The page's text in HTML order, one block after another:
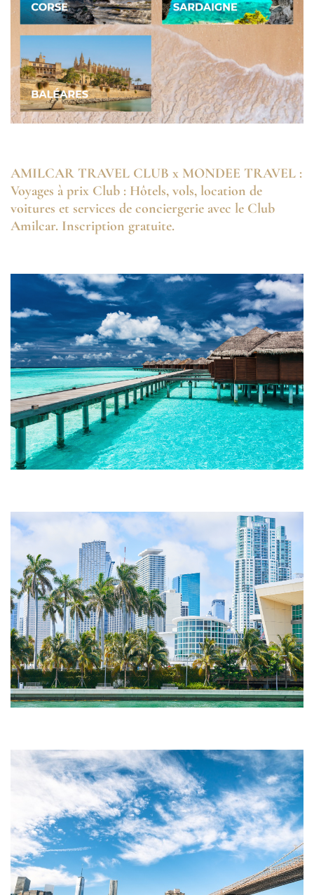
AMILCAR TRAVEL CLUB x MONDEE TRAVEL :
Voyages à prix Club : Hôtels, vols, location de
voitures et services de conciergerie avec le Club
Amilcar. Inscription gratuite.